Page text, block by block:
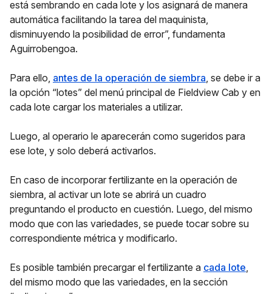
está sembrando en cada lote y los asignará de manera
automática facilitando la tarea del maquinista,
disminuyendo la posibilidad de error”, fundamenta
Aguirrobengoa.
Para ello, antes de la operación de siembra, se debe ir a
la opción “lotes” del menú principal de Fieldview Cab y en
cada lote cargar los materiales a utilizar.
Luego, al operario le aparecerán como sugeridos para
ese lote, y solo deberá activarlos.
En caso de incorporar fertilizante en la operación de
siembra, al activar un lote se abrirá un cuadro
preguntando el producto en cuestión. Luego, del mismo
modo que con las variedades, se puede tocar sobre su
correspondiente métrica y modificarlo.
Es posible también precargar el fertilizante a cada lote,
del mismo modo que las variedades, en la sección